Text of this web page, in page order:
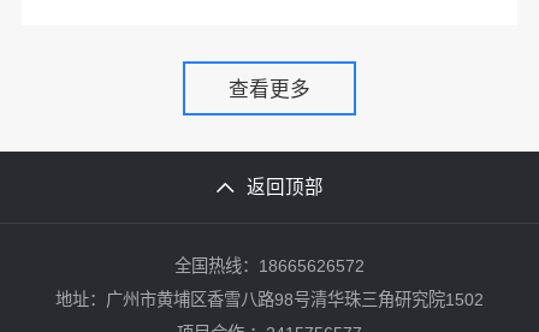
查看更多
返回顶部
全国热线：18665626572
地址：广州市黄埔区香雪八路98号清华珠三角研究院1502